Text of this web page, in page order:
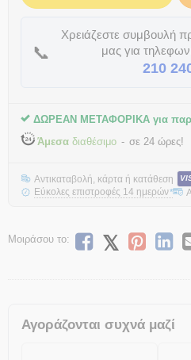
📞
Χρειάζεστε συμβουλή
μας για
210
ΔΩΡΕΑΝ ΜΕΤΑΦΟΡΙΚΑ για
Άμεσα διαθέσιμο σε 24 ώρες!
Αντικαταβολή, κάρτα ή κατάθεση
Εύκολες επιστροφές 14 ημερών*
Μοιράσου το:
Αγοράζονται συχνά μαζί